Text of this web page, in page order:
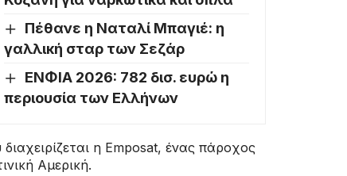
Πέθανε η Ναταλί Μπαγιέ: η
γαλλική σταρ των Σεζάρ
ΕΝΦΙΑ 2026: 782 δισ. ευρώ η
περιουσία των Ελλήνων
η Emposat, ένας πάροχος
Αμερική.